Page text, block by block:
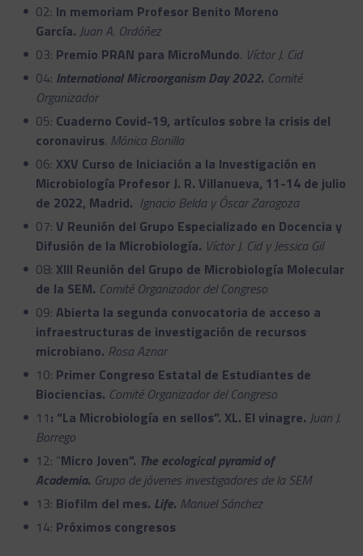
02: In memoriam Profesor Benito Moreno
García. Juan A. Ordóñez
03: Premio PRAN para MicroMundo. Víctor J. Cid
04: International Microorganism Day 2022. Comité
Organizador
05: Cuaderno Covid-19, artículos sobre la crisis del
coronavirus. Mónica Bonilla
06: XXV Curso de Iniciación a la Investigación en
Microbiología Profesor J. R. Villanueva, 11-14 de julio
de 2022, Madrid. Ignacio Belda y Óscar Zaragoza
07: V Reunión del Grupo Especializado en Docencia y
Difusión de la Microbiología. Víctor J. Cid y Jessica Gil
08: XIII Reunión del Grupo de Microbiología Molecular
de la SEM. Comité Organizador del Congreso
09: Abierta la segunda convocatoria de acceso a
infraestructuras de investigación de recursos
microbiano. Rosa Aznar
10: Primer Congreso Estatal de Estudiantes de
Biociencias. Comité Organizador del Congreso
11: “La Microbiología en sellos”. XL. El vinagre. Juan J.
Borrego
12: “Micro Joven”. The ecological pyramid of
Academia. Grupo de jóvenes investigadores de la SEM
13: Biofilm del mes. Life. Manuel Sánchez
14: Próximos congresos